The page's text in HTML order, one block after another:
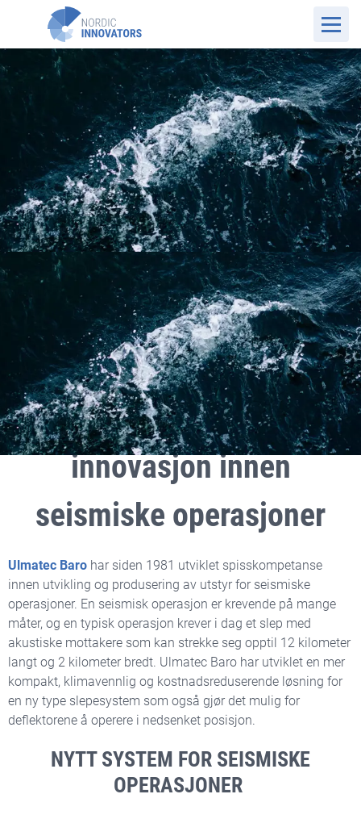
NO Website Kundehistorier Ulmatec
Klimavennligere og
kostnadsreduserende
innovasjon innen
seismiske operasjoner
Ulmatec Baro har siden 1981 utviklet spisskompetanse
innen utvikling og produsering av utstyr for seismiske
operasjoner. En seismisk operasjon er krevende på mange
måter, og en typisk operasjon krever i dag et slep med
akustiske mottakere som kan strekke seg opptil 12 kilometer
langt og 2 kilometer bredt. Ulmatec Baro har utviklet en mer
kompakt, klimavennlig og kostnadsreduserende løsning for
en ny type slepesystem som også gjør det mulig for
deflektorene å operere i nedsenket posisjon.
NYTT SYSTEM FOR SEISMISKE
OPERASJONER